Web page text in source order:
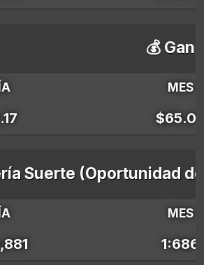
💰
MES
$65.07
Suerte (Oportunidad
MES
1:686